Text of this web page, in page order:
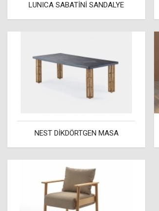
LUNICA SABATİNİ SANDALYE
NEST DİKDÖRTGEN MASA